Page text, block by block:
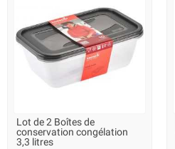
LIVRAISON 2 À 3 JOURS
Lot de 2 Boîtes de
conservation congélation
3,3 litres